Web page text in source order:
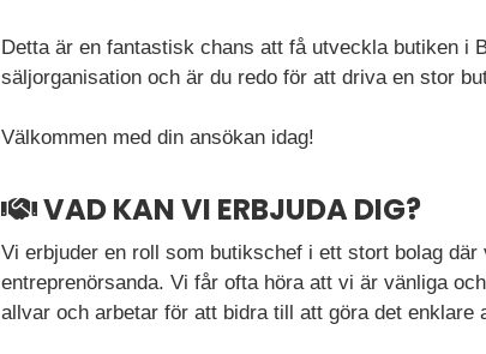
Detta är en fantastisk chans att få utveckla butiken i
säljorganisation och är du redo för att driva en stor
Välkommen med din ansökan idag!
VAD KAN VI ERBJUDA DIG?
Vi erbjuder en roll som butikschef i ett stort bolag
entreprenörsanda. Vi får ofta höra att vi är vänliga
allvar och arbetar för att bidra till att göra det